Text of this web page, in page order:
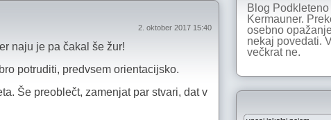
2. oktober 2017 15:40
naju je pa čakal še žur!
potruditi, predvsem orientacijsko.
Še preoblečt, zamenjat par stvari, dat v
Blog
Kermauner.
osebno
nekaj povedati.
večkrat ne.